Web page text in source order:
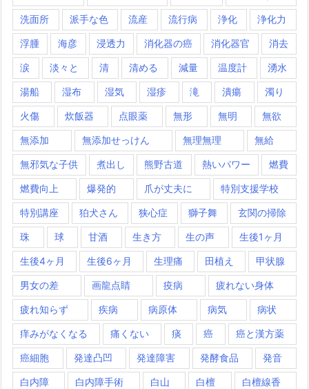
洗面所 派手な色 流産 流行病 浄化 浄化力
浮腫 海彦 浸透力 消化器の癌 消化器官 消去
涙 淡々と 清 清める 減量 温度計 湧水
湯船 湿布 湿気 湿疹 滝 潰瘍 濁り
火傷 炊飯器 点眼薬 無形 無明 無欲
無添加 無添加せっけん 無理無理 無給
無邪気な子供 煮出し 熊野古道 熱いパワー 燃費
燃費向上 爆発的 爪が丈夫に 特別支援学校
特別講座 狛犬さん 狭心症 獅子舞 玄関の掃除
珠 球 甘酒 生き方 生の声 生後1ヶ月
生後4ヶ月 生後6ヶ月 生理痛 田植え 甲状腺
男女の差 画龍点睛 疫病 疲れない身体
疲れ知らず 疾病 病原体 病気 病状
痒みがなくなる 痛くない 痰 癌 癌と漢方薬
癌細胞 発達凸凹 発達障害 発酵食品 発音
白内障 白内障手術 白山 白檀 白檀線香